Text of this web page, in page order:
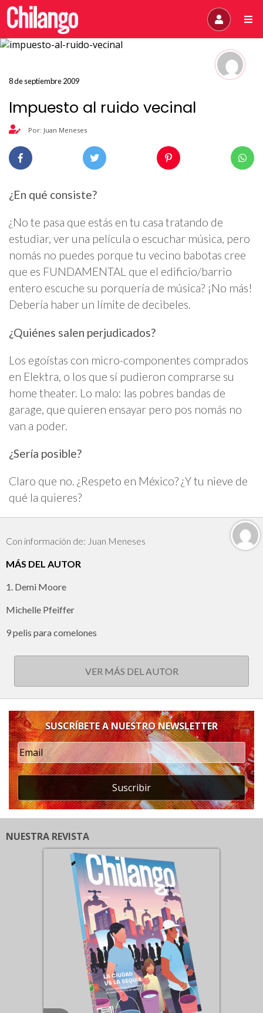
8 de septiembre 2009
Impuesto al ruido vecinal
Por: Juan Meneses
¿En qué consiste?
¿No te pasa que estás en tu casa tratando de
estudiar, ver una película o escuchar música, pero
nomás no puedes porque tu vecino babotas cree
que es FUNDAMENTAL que el edificio/barrio
entero escuche su porquería de música? ¡No más!
Debería haber un límite de decibeles.
¿Quiénes salen perjudicados?
Los egoístas con micro-componentes comprados
en Elektra, o los que sí pudieron comprarse su
home theater. Lo malo: las pobres bandas de
garage, que quieren ensayar pero pos nomás no
van a poder.
¿Sería posible?
Claro que no. ¿Respeto en México? ¿Y tu nieve de
qué la quieres?
Con información de: Juan Meneses
MÁS DEL AUTOR
1. Demi Moore
Michelle Pfeiffer
9 pelis para comelones
VER MÁS DEL AUTOR
SUSCRÍBETE A NUESTRO NEWSLETTER
Suscribir
NUESTRA REVISTA